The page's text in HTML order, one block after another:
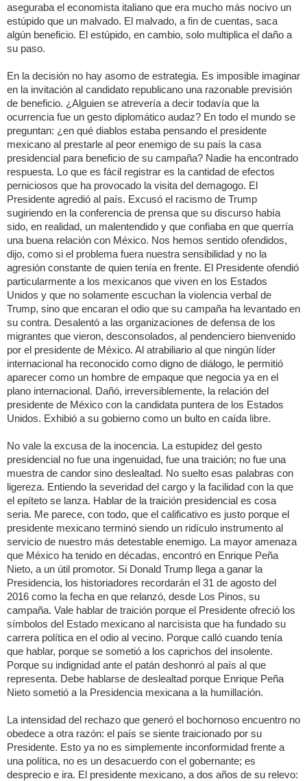
aseguraba el economista italiano que era mucho más nocivo un
estúpido que un malvado. El malvado, a fin de cuentas, saca
algún beneficio. El estúpido, en cambio, solo multiplica el daño a
su paso.
En la decisión no hay asomo de estrategia. Es imposible imaginar
en la invitación al candidato republicano una razonable previsión
de beneficio. ¿Alguien se atrevería a decir todavía que la
ocurrencia fue un gesto diplomático audaz? En todo el mundo se
preguntan: ¿en qué diablos estaba pensando el presidente
mexicano al prestarle al peor enemigo de su país la casa
presidencial para beneficio de su campaña? Nadie ha encontrado
respuesta. Lo que es fácil registrar es la cantidad de efectos
perniciosos que ha provocado la visita del demagogo. El
Presidente agredió al país. Excusó el racismo de Trump
sugiriendo en la conferencia de prensa que su discurso había
sido, en realidad, un malentendido y que confiaba en que querría
una buena relación con México. Nos hemos sentido ofendidos,
dijo, como si el problema fuera nuestra sensibilidad y no la
agresión constante de quien tenía en frente. El Presidente ofendió
particularmente a los mexicanos que viven en los Estados
Unidos y que no solamente escuchan la violencia verbal de
Trump, sino que encaran el odio que su campaña ha levantado en
su contra. Desalentó a las organizaciones de defensa de los
migrantes que vieron, desconsolados, al pendenciero bienvenido
por el presidente de México. Al atrabiliario al que ningún líder
internacional ha reconocido como digno de diálogo, le permitió
aparecer como un hombre de empaque que negocia ya en el
plano internacional. Dañó, irreversiblemente, la relación del
presidente de México con la candidata puntera de los Estados
Unidos. Exhibió a su gobierno como un bulto en caída libre.
No vale la excusa de la inocencia. La estupidez del gesto
presidencial no fue una ingenuidad, fue una traición; no fue una
muestra de candor sino deslealtad. No suelto esas palabras con
ligereza. Entiendo la severidad del cargo y la facilidad con la que
el epíteto se lanza. Hablar de la traición presidencial es cosa
seria. Me parece, con todo, que el calificativo es justo porque el
presidente mexicano terminó siendo un ridículo instrumento al
servicio de nuestro más detestable enemigo. La mayor amenaza
que México ha tenido en décadas, encontró en Enrique Peña
Nieto, a un útil promotor. Si Donald Trump llega a ganar la
Presidencia, los historiadores recordarán el 31 de agosto del
2016 como la fecha en que relanzó, desde Los Pinos, su
campaña. Vale hablar de traición porque el Presidente ofreció los
símbolos del Estado mexicano al narcisista que ha fundado su
carrera política en el odio al vecino. Porque calló cuando tenía
que hablar, porque se sometió a los caprichos del insolente.
Porque su indignidad ante el patán deshonró al país al que
representa. Debe hablarse de deslealtad porque Enrique Peña
Nieto sometió a la Presidencia mexicana a la humillación.
La intensidad del rechazo que generó el bochornoso encuentro no
obedece a otra razón: el país se siente traicionado por su
Presidente. Esto ya no es simplemente inconformidad frente a
una política, no es un desacuerdo con el gobernante; es
desprecio e ira. El presidente mexicano, a dos años de su relevo: